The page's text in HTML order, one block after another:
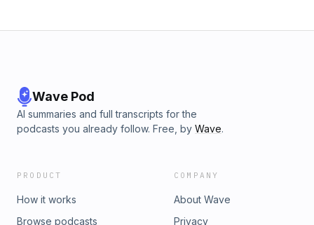
Wave Pod
AI summaries and full transcripts for the
podcasts you already follow. Free, by Wave.
PRODUCT
How it works
Browse podcasts
COMPANY
About Wave
Privacy